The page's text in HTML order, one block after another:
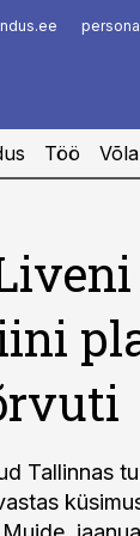
Töö
Tallinnas